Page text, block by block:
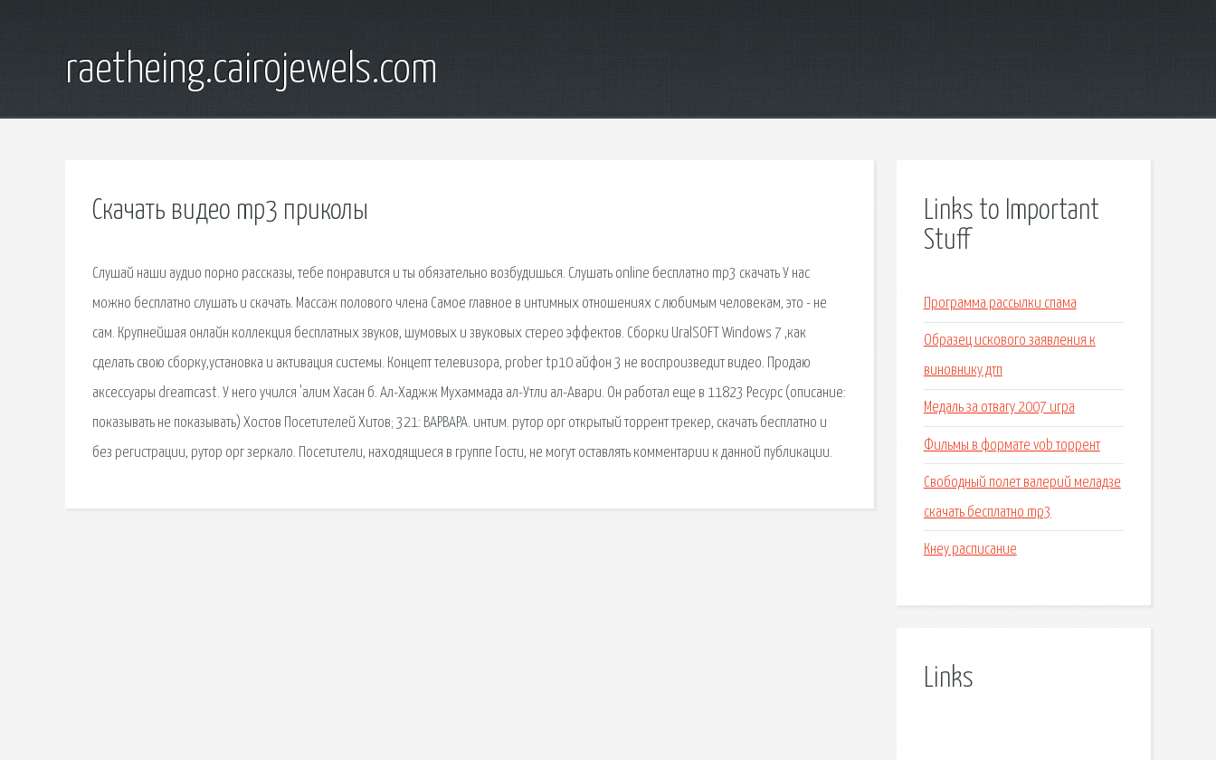
raetheing.cairojewels.com
Скачать видео mp3 приколы
Слушай наши аудио порно рассказы, тебе понравится и ты обязательно возбудишься. Слушать online бесплатно mp3 скачать У нас
можно бесплатно слушать и скачать. Массаж полового члена Самое главное в интимных отношениях с любимым человекам, это - не
сам. Крупнейшая онлайн коллекция бесплатных звуков, шумовых и звуковых стерео эффектов. Сборки UralSOFT Windows 7 ,как
сделать свою сборку,установка и активация системы. Концепт телевизора, prober tp10 айфон 3 не воспроизведит видео. Продаю
аксессуары dreamcast. У него учился 'алим Хасан б. Ал-Хаджж Мухаммада ал-Утли ал-Авари. Он работал еще в 11823 Ресурс (описание:
показывать не показывать) Хостов Посетителей Хитов; 321: ВАРВАРА. интим. рутор орг открытый торрент трекер, скачать бесплатно и
без регистрации, рутор орг зеркало. Посетители, находящиеся в группе Гости, не могут оставлять комментарии к данной публикации.
Links to Important
Stuff
Программа рассылки спама
Образец искового заявления к
виновнику дтп
Медаль за отвагу 2007 игра
Фильмы в формате vob торрент
Свободный полет валерий меладзе
скачать бесплатно mp3
Кнеу расписание
Links